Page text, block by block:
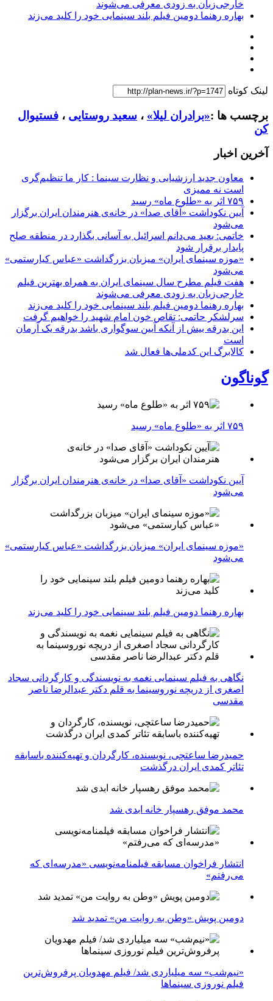
خارجی‌زبان به زودی معرفی می‌شوند
بهاره رهنما دومین فیلم بلند سینمایی خود را کلید می‌زند
لینک کوتاه
برچسب ها :«برادران لیلا» ، سعید روستایی ، فستیوال
کن
آخرین اخبار
معاون جدید ارزشیابی و نظارت سینما : کار ما تنظیم‌گری
است نه ممیزی
۷۵۹ اثر به «طلوع ماه» رسید
آیین نکوداشت «آقای صدا» در خانه‌ی هنرمندان ایران برگزار
می‌شود
خاتمی: بعید می‌دانم اسرائیل به آسانی بگذارد در منطقه صلح
پایدار برقرار شود
«موزه سینمای ایران» میزبان بزرگداشت «عباس کیارستمی»
می‌شود
هفت فیلم مطرح سال سینمای ایران به همراه بهترین فیلم
خارجی‌زبان به زودی معرفی می‌شوند
بهاره رهنما دومین فیلم بلند سینمایی خود را کلید می‌زند
سرلشکر حاتمی: تقاص خون امام شهید را خواهیم گرفت
این بدرقه بیش از آنکه آیین سوگواری باشد بدرقه یک آرمان
است
کالابرگ این کدملی‌ها فعال شد
گوناگون
۷۵۹ اثر به «طلوع ماه» رسید
آیین نکوداشت «آقای صدا» در خانه‌ی هنرمندان ایران برگزار
می‌شود
«موزه سینمای ایران» میزبان بزرگداشت «عباس کیارستمی»
می‌شود
بهاره رهنما دومین فیلم بلند سینمایی خود را کلید می‌زند
نگاهی به فیلم سینمایی نغمه به نویسندگی و کارگردانی سجاد
اصغری از دریچه نوروسینما به قلم دکتر عبدالرضا ناصر
مقدسی
حمیدرضا ساعتچی، نویسنده، کارگردان و تهیه‌کننده باسابقه
تئاتر کمدی ایران درگذشت
محمد موفق رهسپار خانه ابدی شد
انتشار فراخوان مسابقه فیلمنامه‌نویسی «مدرسه‌ای که
می‌رفتم»
دومین پویش «وطن به روایت من» تمدید شد
«نیم‌شب» سه میلیاردی شد/ فیلم مهدویان پرفروش‌ترین
فیلم نوروزی سینماها